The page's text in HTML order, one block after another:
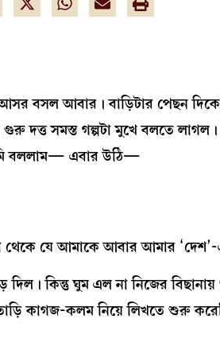
বসল আবার। বাড়িটার পেছন দিকে
দত্ত সমস্ত গল্পটা মুখে বলতে
বললাম— এবার উঠি—
যে আমাকে আবার আমার ‘দেশ’-
দিল। কিন্তু ঘুম এল না নিজের
কাগজ-কলম নিয়ে লিখতে শুরু